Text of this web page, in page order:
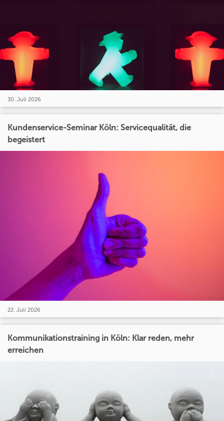
30. Juli 2026
Kundenservice-Seminar Köln: Servicequalität, die
begeistert
22. Juli 2026
Kommunikationstraining in Köln: Klar reden, mehr
erreichen